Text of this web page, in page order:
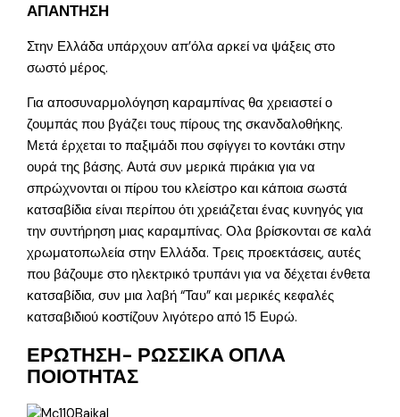
ΑΠΑΝΤΗΣΗ
Στην Ελλάδα υπάρχουν απ’όλα αρκεί να ψάξεις στο
σωστό μέρος.
Για αποσυναρμολόγηση καραμπίνας θα χρειαστεί ο
ζουμπάς που βγάζει τους πίρους της σκανδαλοθήκης.
Μετά έρχεται το παξιμάδι που σφίγγει το κοντάκι στην
ουρά της βάσης. Αυτά συν μερικά πιράκια για να
σπρώχνονται οι πίρου του κλείστρο και κάποια σωστά
κατσαβίδια είναι περίπου ότι χρειάζεται ένας κυνηγός για
την συντήρηση μιας καραμπίνας. Ολα βρίσκονται σε καλά
χρωματοπωλεία στην Ελλάδα. Τρεις προεκτάσεις, αυτές
που βάζουμε στο ηλεκτρικό τρυπάνι για να δέχεται ένθετα
κατσαβίδια, συν μια λαβή “Ταυ” και μερικές κεφαλές
κατσαβιδιού κοστίζουν λιγότερο από 15 Ευρώ.
ΕΡΩΤΗΣΗ- ΡΩΣΣΙΚΑ ΟΠΛΑ
ΠΟΙΟΤΗΤΑΣ